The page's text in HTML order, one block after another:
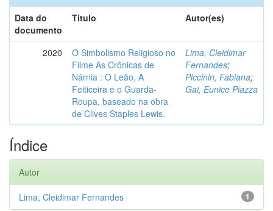
Data do
documento
Título Autor(es)
2020
O Simbolismo Religioso no
Filme As Crônicas de
Nárnia : O Leão, A
Feiticeira e o Guarda-
Roupa, baseado na obra
de Clives Staples Lewis.
Lima, Cleidimar
Fernandes;
Piccinin, Fabiana;
Gai, Eunice Piazza
Índice
Autor
1
Lima, Cleidimar Fernandes